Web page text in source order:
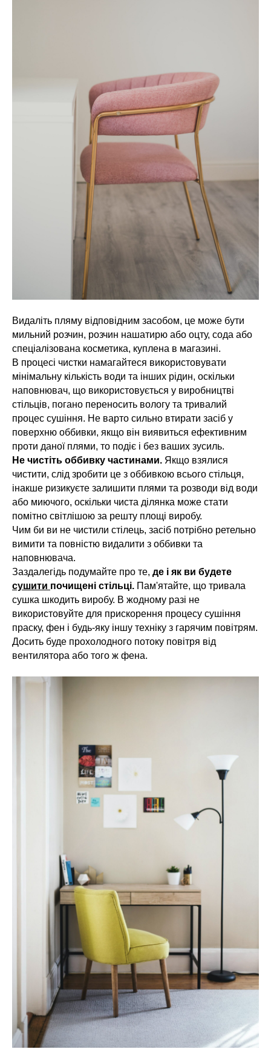
Видаліть пляму відповідним засобом, це може бути
мильний розчин, розчин нашатирю або оцту, сода або
спеціалізована косметика, куплена в магазині.
В процесі чистки намагайтеся використовувати
мінімальну кількість води та інших рідин, оскільки
наповнювач, що використовується у виробництві
стільців, погано переносить вологу та тривалий
процес сушіння. Не варто сильно втирати засіб у
поверхню оббивки, якщо він виявиться ефективним
проти даної плями, то подіє і без ваших зусиль.
Не чистіть оббивку частинами. Якщо взялися
чистити, слід зробити це з оббивкою всього стільця,
інакше ризикуєте залишити плями та розводи від води
або миючого, оскільки чиста ділянка може стати
помітно світлішою за решту площі виробу.
Чим би ви не чистили стілець, засіб потрібно ретельно
вимити та повністю видалити з оббивки та
наповнювача.
Заздалегідь подумайте про те, де і як ви будете
сушити почищені стільці. Пам'ятайте, що тривала
сушка шкодить виробу. В жодному разі не
використовуйте для прискорення процесу сушіння
праску, фен і будь-яку іншу техніку з гарячим повітрям.
Досить буде прохолодного потоку повітря від
вентилятора або того ж фена.